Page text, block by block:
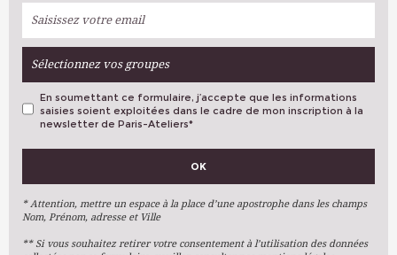
Sélectionnez vos groupes
VOS PRÉFÉRENCES
Arts Plastiques
Arts Du Texte
Arts Numériques
En soumettant ce formulaire, j’accepte que les informations
saisies soient exploitées dans le cadre de mon inscription à la
newsletter de Paris-Ateliers*
OK
* Attention, mettre un espace à la place d’une apostrophe dans les champs
Nom, Prénom, adresse et Ville
** Si vous souhaitez retirer votre consentement à l’utilisation des données